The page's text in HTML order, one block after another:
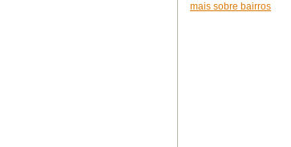
mais sobre bairros